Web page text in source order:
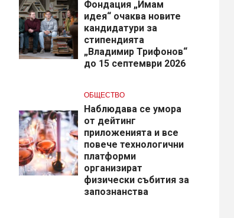
Фондация „Имам
идея“ очаква новите
кандидатури за
стипендията
„Владимир Трифонов“
до 15 септември 2026
ОБЩЕСТВО
Наблюдава се умора
от дейтинг
приложенията и все
повече технологични
платформи
организират
физически събития за
запознанства